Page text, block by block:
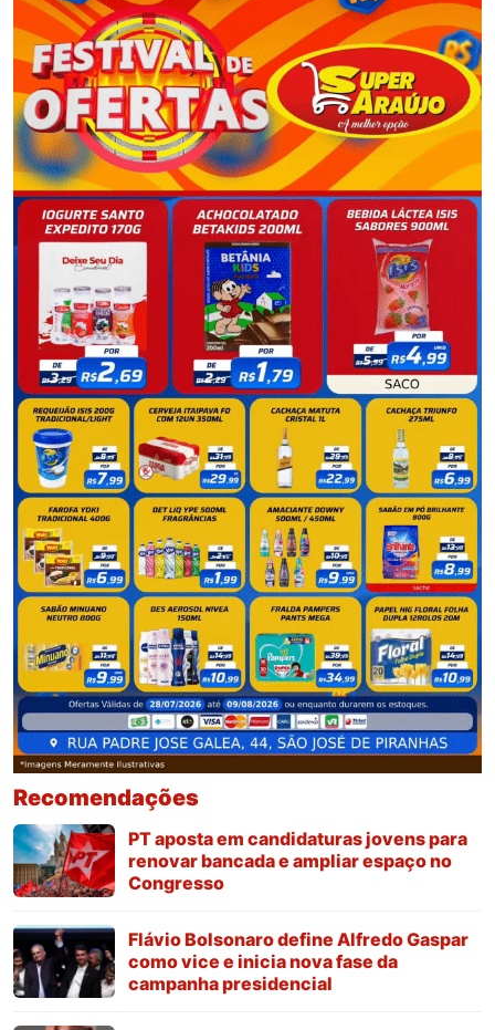
Recomendações
PT aposta em candidaturas jovens para
renovar bancada e ampliar espaço no
Congresso
Flávio Bolsonaro define Alfredo Gaspar
como vice e inicia nova fase da
campanha presidencial